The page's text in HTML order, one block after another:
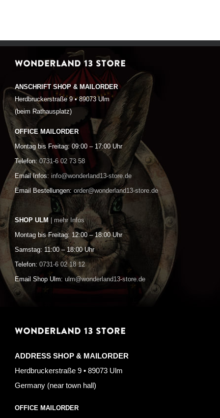
WONDERLAND 13 STORE
ANSCHRIFT SHOP & MAILORDER
Herdbruckerstraße 9 • 89073 Ulm
(beim Rathausplatz)
OFFICE MAILORDER
Montag bis Freitag: 09:00 – 17:00 Uhr
Telefon: 0731-6 02 73 58
Email Infos: info@wonderland13-store.de
Email Bestellungen: order@wonderland13-store.de
SHOP ULM | mehr Infos
Montag bis Freitag: 12:00 – 18:00 Uhr
Samstag: 11:00 – 18:00 Uhr
Telefon: 0731-6 02 18 12
Email Shop Ulm: ulm@wonderland13-store.de
WONDERLAND 13 STORE
ADDRESS SHOP & MAILORDER
Herdbruckerstraße 9 • 89073 Ulm
Germany (near town hall)
OFFICE MAILORDER